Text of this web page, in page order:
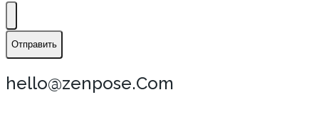
Отправить
hello@zenpose.Com